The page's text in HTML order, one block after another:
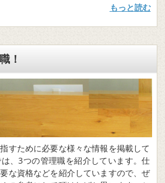
もっと読む
！
すために必要な様々な情報を掲載して
、3つの管理職を紹介しています。仕
な資格などを紹介していますので、ぜ